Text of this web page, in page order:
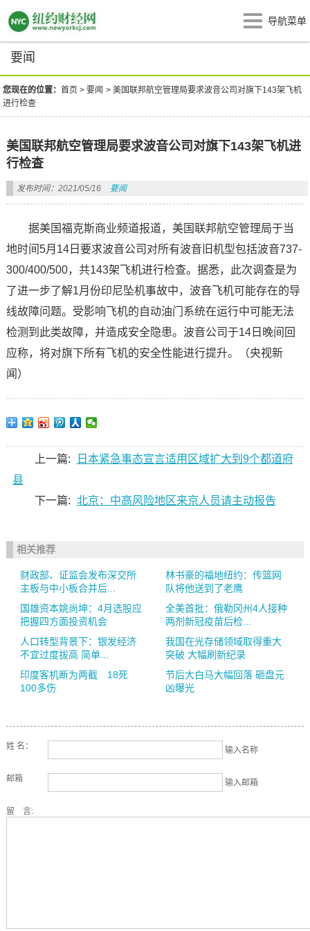
导航菜单
要闻
您现在的位置：首页 >要闻 >美国联邦航空管理局要求波音公司对旗下143架飞机
进行检查
美国联邦航空管理局要求波音公司对旗下143架飞机进
行检查
发布时间：2021/05/16 要闻
据美国福克斯商业频道报道，美国联邦航空管理局于当
地时间5月14日要求波音公司对所有波音旧机型包括波音737-
300/400/500，共143架飞机进行检查。据悉，此次调查是为
了进一步了解1月份印尼坠机事故中，波音飞机可能存在的导
线故障问题。受影响飞机的自动油门系统在运行中可能无法
检测到此类故障，并造成安全隐患。波音公司于14日晚间回
应称，将对旗下所有飞机的安全性能进行提升。（央视新
闻）
上一篇:
日本紧急事态宣言适用区域扩大到9个都道府
县
下一篇: 北京：中高风险地区来京人员请主动报告
相关推荐
财政部、证监会发布深交所
主板与中小板合并后...
林书豪的福地纽约：传篮网
队将他送到了老鹰
国雄资本姚尚坤：4月选股应
把握四方面投资机会
全美首批：俄勒冈州4人接种
两剂新冠疫苗后检...
人口转型背景下：银发经济
不宜过度拔高 简单...
我国在光存储领域取得重大
突破 大幅刷新纪录
印度客机断为两截 18死
100多伤
节后大白马大幅回落 砸盘元
凶曝光
姓 名： 输入名称
邮箱 输入邮箱
留 言: